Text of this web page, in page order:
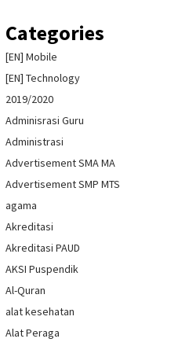
Categories
[EN] Mobile
[EN] Technology
2019/2020
Adminisrasi Guru
Administrasi
Advertisement SMA MA
Advertisement SMP MTS
agama
Akreditasi
Akreditasi PAUD
AKSI Puspendik
Al-Quran
alat kesehatan
Alat Peraga